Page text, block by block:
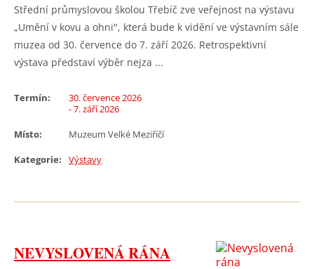
Střední průmyslovou školou Třebíč zve veřejnost na výstavu
„Umění v kovu a ohni", která bude k vidění ve výstavním sále
muzea od 30. července do 7. září 2026. Retrospektivní
výstava představí výběr nejza ...
Termín:
30. července 2026
- 7. září 2026
Místo:
Muzeum Velké Meziříčí
Kategorie:
Výstavy
NEVYSLOVENÁ RÁNA